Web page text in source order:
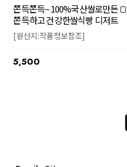
쫀득쫀득~ 100%국산쌀로만든🍞
쫀득하고 건강한쌀식빵 디저트
[원산지:작품정보참조]
5,500